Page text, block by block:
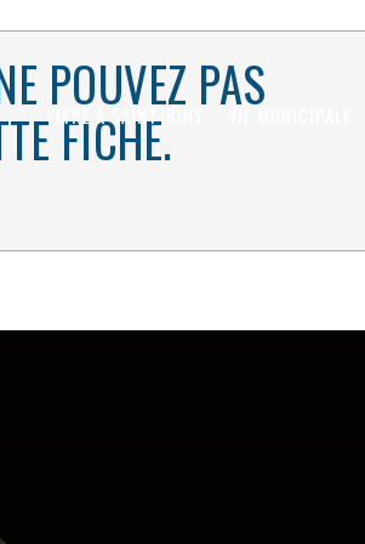
VIVRE À SAINT-BIHY
POUVEZ PAS
FICHE.